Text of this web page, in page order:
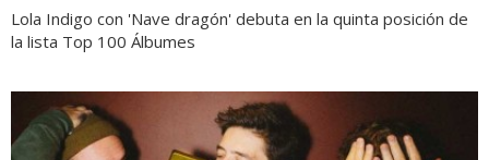
Lola Indigo con 'Nave dragón' debuta en la quinta posición de
la lista Top 100 Álbumes